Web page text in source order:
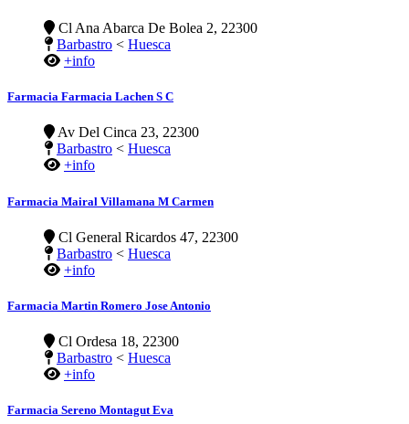
Cl Ana Abarca De Bolea 2, 22300
Barbastro < Huesca
+info
Farmacia Farmacia Lachen S C
Av Del Cinca 23, 22300
Barbastro < Huesca
+info
Farmacia Mairal Villamana M Carmen
Cl General Ricardos 47, 22300
Barbastro < Huesca
+info
Farmacia Martin Romero Jose Antonio
Cl Ordesa 18, 22300
Barbastro < Huesca
+info
Farmacia Sereno Montagut Eva